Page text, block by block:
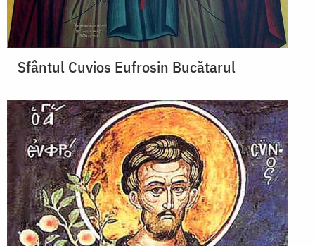
Sfântul Cuvios Eufrosin Bucătarul